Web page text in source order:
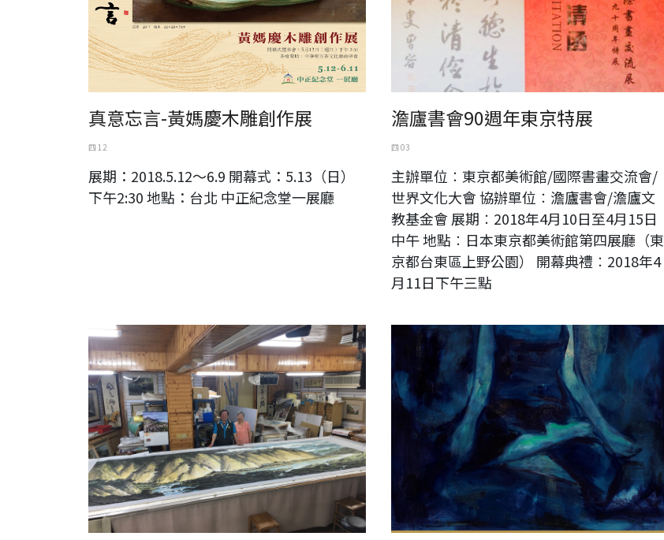
真意忘言-黃媽慶木雕創作展
四 12
展期：2018.5.12～6.9 開幕式：5.13（日）
下午2:30 地點：台北 中正紀念堂一展廳
澹廬書會90週年東京特展
四 03
主辦單位︰東京都美術館/國際書畫交流會/
世界文化大會 協辦單位︰澹廬書會/澹廬文
教基金會 展期︰2018年4月10日至4月15日
中午 地點︰日本東京都美術館第四展廳（東
京都台東區上野公園） 開幕典禮︰2018年4
月11日下午三點
台灣前輩藝術家 曾興平教授於巨幅水墨作品前與夫人合影 ART AMOY 2018 藝術廈門國際博覽會